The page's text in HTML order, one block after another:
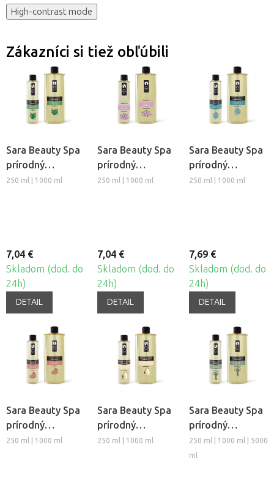
High-contrast mode
Zákazníci si tiež obľúbili
Sara Beauty Spa
prírodný
rastlinný
250 ml | 1000 ml
7,04 €
Skladom (dod. do
24h)
DETAIL
Sara Beauty Spa
prírodný
rastlinný
250 ml | 1000 ml
7,04 €
Skladom (dod. do
24h)
DETAIL
Sara Beauty Spa
prírodný
rastlinný
250 ml | 1000 ml
7,69 €
Skladom (dod. do
24h)
DETAIL
Sara Beauty Spa
prírodný
rastlinný
250 ml | 1000 ml
Sara Beauty Spa
prírodný
rastlinný
250 ml | 1000 ml
Sara Beauty Spa
prírodný
rastlinný
masážny olej -
250 ml | 1000 ml | 5000
ml